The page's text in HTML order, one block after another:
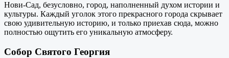
Нови-Сад, безусловно, город, наполненный духом истории и
культуры. Каждый уголок этого прекрасного города скрывает
свою удивительную историю, и только приехав сюда, можно
полностью ощутить его уникальную атмосферу.
Собор Святого Георгия